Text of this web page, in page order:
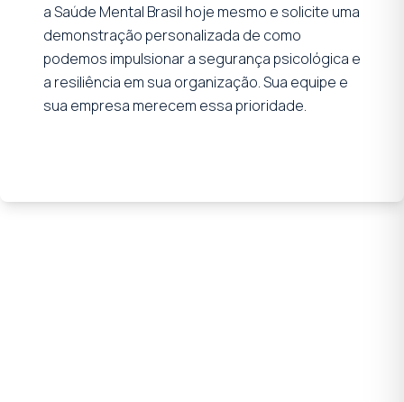
a Saúde Mental Brasil hoje mesmo e solicite uma
demonstração personalizada de como
podemos impulsionar a segurança psicológica e
a resiliência em sua organização. Sua equipe e
sua empresa merecem essa prioridade.